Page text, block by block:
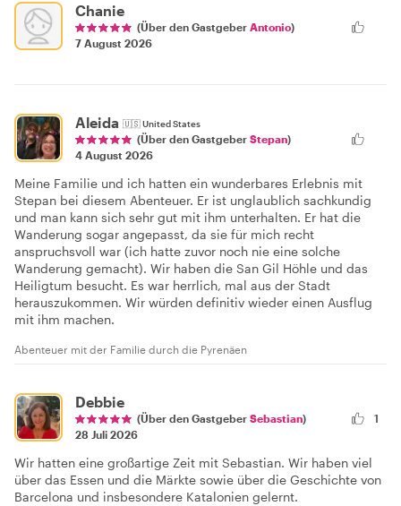
Chanie
(Über den Gastgeber Antonio)
7 August 2026
Aleida 🇺🇸United States
(Über den Gastgeber Stepan)
4 August 2026
Meine Familie und ich hatten ein wunderbares Erlebnis mit
Stepan bei diesem Abenteuer. Er ist unglaublich sachkundig
und man kann sich sehr gut mit ihm unterhalten. Er hat die
Wanderung sogar angepasst, da sie für mich recht
anspruchsvoll war (ich hatte zuvor noch nie eine solche
Wanderung gemacht). Wir haben die San Gil Höhle und das
Heiligtum besucht. Es war herrlich, mal aus der Stadt
herauszukommen. Wir würden definitiv wieder einen Ausflug
mit ihm machen.
Abenteuer mit der Familie durch die Pyrenäen
Debbie
(Über den Gastgeber Sebastian)
28 Juli 2026
1
Wir hatten eine großartige Zeit mit Sebastian. Wir haben viel
über das Essen und die Märkte sowie über die Geschichte von
Barcelona und insbesondere Katalonien gelernt.